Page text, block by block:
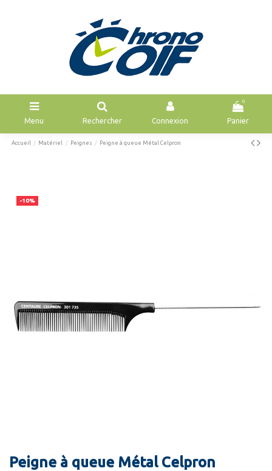
Menu Rechercher Connexion
0
Panier
Accueil Matériel Peignes Peigne à queue Métal Celpron
-10%
Peigne à queue Métal Celpron